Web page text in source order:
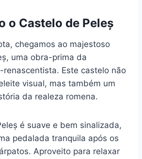
o Castelo de Peleș
chegamos ao majestoso
uma obra-prima da
renascentista. Este castelo não
visual, mas também um
da realeza romena.
é suave e bem sinalizada,
pedalada tranquila após os
Aproveito para relaxar